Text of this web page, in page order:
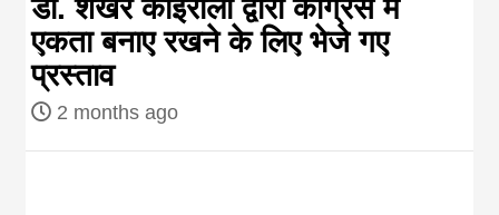
Nepal brings
news in hindi
डा. शेखर कोइराला द्वारा कांग्रेस में
एकता बनाए रखने के लिए भेजे गए
प्रस्ताव
2 months ago